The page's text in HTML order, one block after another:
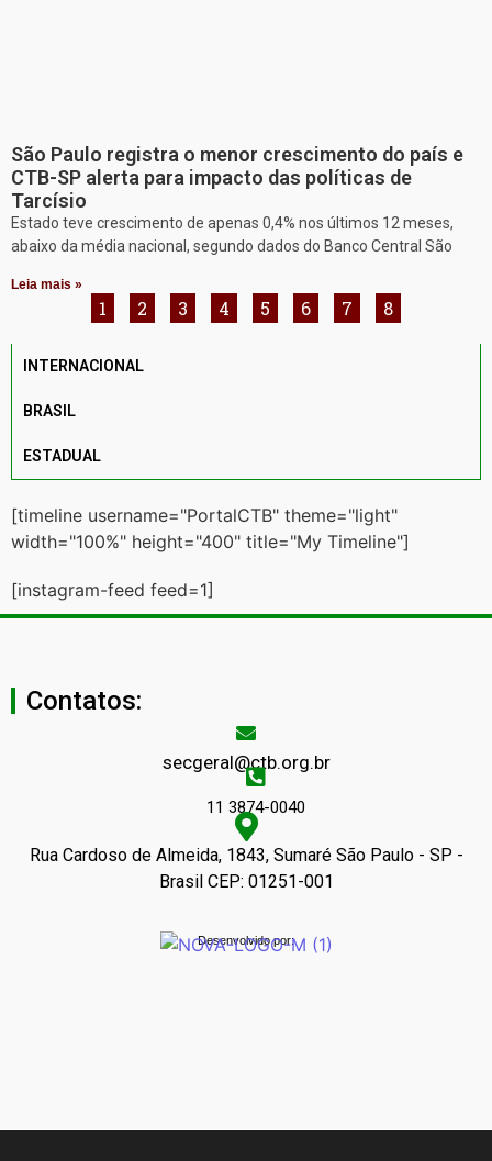
São Paulo registra o menor crescimento do país e
CTB-SP alerta para impacto das políticas de
Tarcísio
Estado teve crescimento de apenas 0,4% nos últimos 12 meses,
abaixo da média nacional, segundo dados do Banco Central São
Leia mais »
1 2 3 4 5 6 7 8
INTERNACIONAL
BRASIL
ESTADUAL
[timeline username="PortalCTB" theme="light"
width="100%" height="400" title="My Timeline"]
[instagram-feed feed=1]
Contatos:
secgeral@ctb.org.br
11 3874-0040
Rua Cardoso de Almeida, 1843, Sumaré São Paulo - SP -
Brasil CEP: 01251-001
Desenvolvido por: